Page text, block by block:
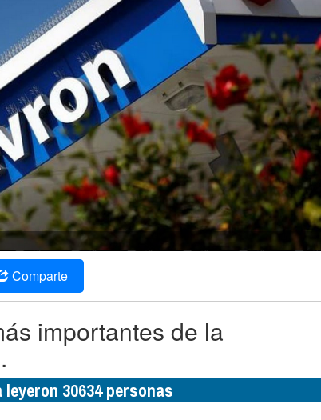
Comparte
importantes de la
30634 personas